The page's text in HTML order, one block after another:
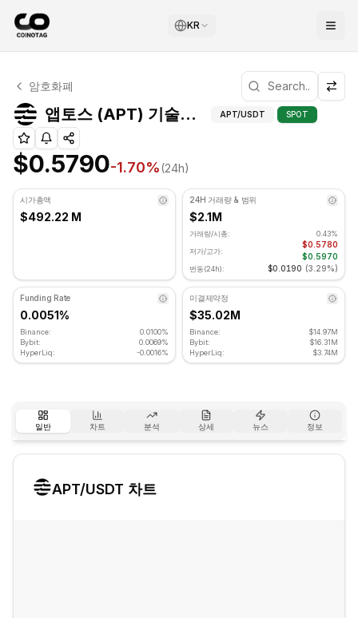
KR
앱토스 기술적 분석
앱토스 현재 $0.5790에 거래되고 있습니다. RSI 지표는
암호화폐
앱토스 (APT) 기술적 지표 앱토스 (APT) 기
APT/USDT SPOT
$0.5790-1.70%(24h)
시가총액
$492.22 M
24H 거래량 & 범위
$2.1M
거래량/시총:
0.43%
저가/고가:
$0.5780
$0.5970
변동(24h): $0.0190 (3.29%)
Funding Rate
0.0051%
Binance:
0.0100%
Bybit:
0.0069%
HyperLiq:
-0.0016%
미결제약정
$35.02M
Binance:
$14.97M
Bybit:
$16.31M
HyperLiq:
$3.74M
일반 차트 분석 상세 뉴스 정보
APT/USDT 차트